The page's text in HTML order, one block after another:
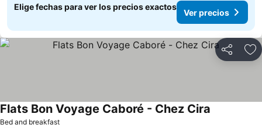
Elige fechas para ver los precios exactos
Ver precios
Compartir
Bed and breakfast
Flats Bon Voyage Caboré - Chez Cira